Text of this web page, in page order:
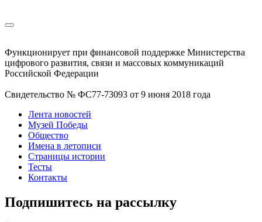
Функционирует при финансовой поддержке Министерства
цифрового развития, связи и массовых коммуникаций
Российской Федерации
Свидетельство № ФС77-73093 от 9 июня 2018 года
Лента новостей
Музей Победы
Общество
Имена в летописи
Страницы истории
Тесты
Контакты
Подпишитесь на рассылку